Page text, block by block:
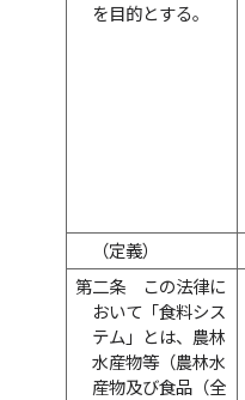
を目的とする。
（定義）
第二条
この法律に
おいて「食料シス
テム」とは、農林
水産物等（農林水
産物及び食品（全